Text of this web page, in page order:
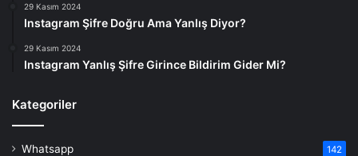
29 Kasım 2024
Instagram Şifre Doğru Ama Yanlış Diyor?
29 Kasım 2024
Instagram Yanlış Şifre Girince Bildirim Gider Mi?
Kategoriler
Whatsapp 142